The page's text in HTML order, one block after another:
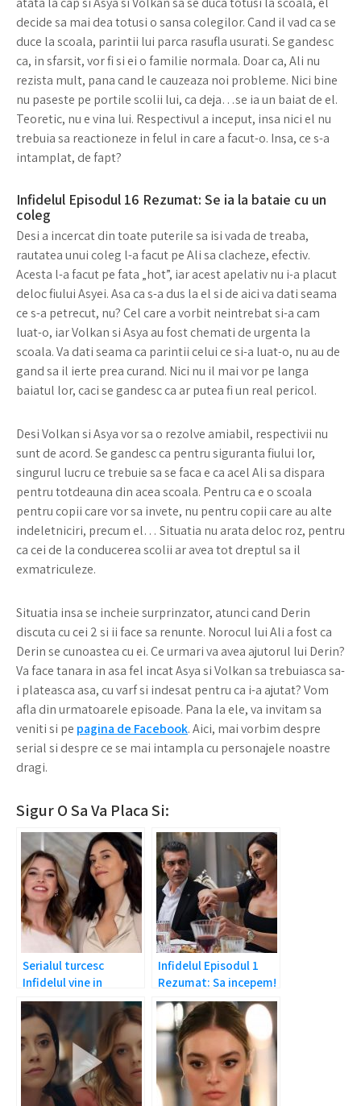
decide sa mai dea totusi o sansa colegilor. Cand il vad ca se
duce la scoala, parintii lui parca rasufla usurati. Se gandesc
ca, in sfarsit, vor fi si ei o familie normala. Doar ca, Ali nu
rezista mult, pana cand le cauzeaza noi probleme. Nici bine
nu paseste pe portile scolii lui, ca deja…se ia un baiat de el.
Teoretic, nu e vina lui. Respectivul a inceput, insa nici el nu
trebuia sa reactioneze in felul in care a facut-o. Insa, ce s-a
intamplat, de fapt?
Infidelul Episodul 16 Rezumat: Se ia la bataie cu un
coleg
Desi a incercat din toate puterile sa isi vada de treaba,
rautatea unui coleg l-a facut pe Ali sa clacheze, efectiv.
Acesta l-a facut pe fata „hot”, iar acest apelativ nu i-a placut
deloc fiului Asyei. Asa ca s-a dus la el si de aici va dati seama
ce s-a petrecut, nu? Cel care a vorbit neintrebat si-a cam
luat-o, iar Volkan si Asya au fost chemati de urgenta la
scoala. Va dati seama ca parintii celui ce si-a luat-o, nu au de
gand sa il ierte prea curand. Nici nu il mai vor pe langa
baiatul lor, caci se gandesc ca ar putea fi un real pericol.
Desi Volkan si Asya vor sa o rezolve amiabil, respectivii nu
sunt de acord. Se gandesc ca pentru siguranta fiului lor,
singurul lucru ce trebuie sa se faca e ca acel Ali sa dispara
pentru totdeauna din acea scoala. Pentru ca e o scoala
pentru copii care vor sa invete, nu pentru copii care au alte
indeletniciri, precum el… Situatia nu arata deloc roz, pentru
ca cei de la conducerea scolii ar avea tot dreptul sa il
exmatriculeze.
Situatia insa se incheie surprinzator, atunci cand Derin
discuta cu cei 2 si ii face sa renunte. Norocul lui Ali a fost ca
Derin se cunoastea cu ei. Ce urmari va avea ajutorul lui Derin?
Va face tanara in asa fel incat Asya si Volkan sa trebuiasca sa-
i plateasca asa, cu varf si indesat pentru ca i-a ajutat? Vom
afla din urmatoarele episoade. Pana la ele, va invitam sa
veniti si pe pagina de Facebook. Aici, mai vorbim despre
serial si despre ce se mai intampla cu personajele noastre
dragi.
Sigur O Sa Va Placa Si:
Serialul turcesc
Infidelul vine in
Romania!
Infidelul Episodul 1
Rezumat: Sa incepem!